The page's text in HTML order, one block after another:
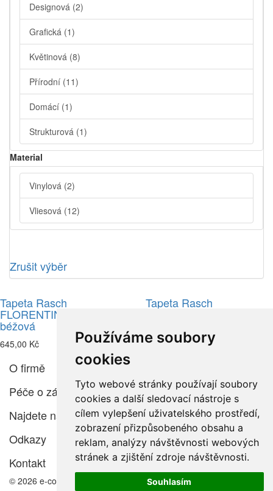
Používáme soubory
cookies
Tyto webové stránky používají soubory
cookies a další sledovací nástroje s
cílem vylepšení uživatelského prostředí,
zobrazení přizpůsobeného obsahu a
reklam, analýzy návštěvnosti webových
stránek a zjištění zdroje návštěvnosti.
Souhlasím
Designová (2)
Grafická (1)
Květinová (8)
Přírodní (11)
Domácí (1)
Strukturová (1)
Material
Vinylová (2)
Vliesová (12)
Zrušit výběr
Tapeta Rasch
FLORENTINE 3, pivoňky
béžová
645,00 Kč
Tapeta Rasch
FLORENTINE 3, pivoňky
645,00 Kč
O firmě
Péče o zákazníka
Najdete nás
Odkazy
Kontakt
© 2026 e-color.cz